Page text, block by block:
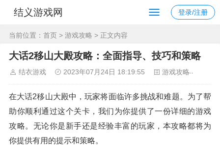
结义游戏网 登录/注册
当前位置： 首页 > 游戏攻略 > 正文内容
大话2移山大殿攻略：全面指导、技巧和策略
结衣游戏 2023年07月24日 18:19:55 游戏攻略
在大话2移山大殿中，玩家将面临许多挑战和难题。为了帮
助你顺利通过这个关卡，我们为你提供了一份详细的游戏
攻略。无论你是新手还是经验丰富的玩家，本攻略都将为
你提供有用的提示和策略。